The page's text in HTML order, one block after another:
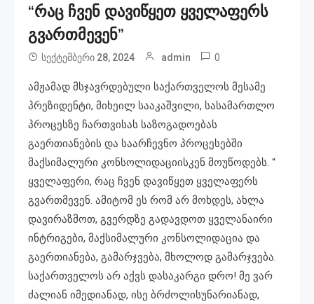
“რაც ჩვენ დავიწყეთ ყველაფერს
გვართმევენ”
სექტემბერი 28, 2024 admin 0
ამჟამად მსჯავრდებული საქართველოს მესამე
პრეზიდენტი, მიხეილ სააკაშვილი, სასამართლო
პროცესზე ჩართვისას საზოგადოებას
გაერთიანების და საარჩევნო პროცესებში
მაქსიმალური კონსოლიდაციისკენ მოუწოდებს. “
ყველაფერი, რაც ჩვენ დავიწყეთ ყველაფერს
გვართმევენ. ამიტომ ეს რომ არ მოხდეს, ახლა
დავირაზმოთ, გვერდზე გადავდოთ ყველანაირი
ინტრიგები, მაქსიმალური კონსოლიდაცია და
გაერთიანება, გამარჯვება, მხოლოდ გამარჯვება.
საქართველოს არ აქვს დასაკარგი დრო! მე ვარ
ძალიან იმედიანად, ისე ბრძოლისუნარიანად,